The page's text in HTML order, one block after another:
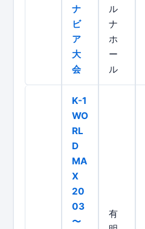
ナ
ビ
ア
大
会
ル
ナ
ホ
ー
ル
K-1
WO
RL
D
MA
X
20
03
〜
有